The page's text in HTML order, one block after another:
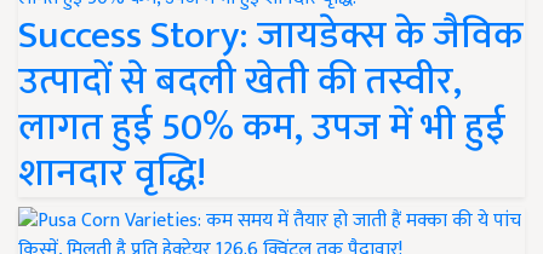
Success Story: जायडेक्स के जैविक
उत्पादों से बदली खेती की तस्वीर,
लागत हुई 50% कम, उपज में भी हुई
शानदार वृद्धि!